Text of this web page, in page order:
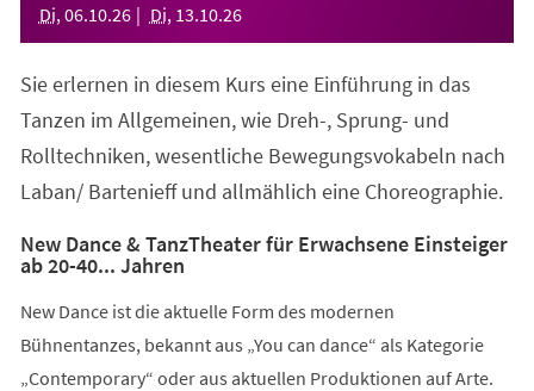
Di, 06.10.26 Di, 13.10.26
Sie erlernen in diesem Kurs eine Einführung in das
Tanzen im Allgemeinen, wie Dreh-, Sprung- und
Rolltechniken, wesentliche Bewegungsvokabeln nach
Laban/ Bartenieff und allmählich eine Choreographie.
New Dance & TanzTheater für Erwachsene Einsteiger
ab 20-40... Jahren
New Dance ist die aktuelle Form des modernen
Bühnentanzes, bekannt aus „You can dance“ als Kategorie
„Contemporary“ oder aus aktuellen Produktionen auf Arte.